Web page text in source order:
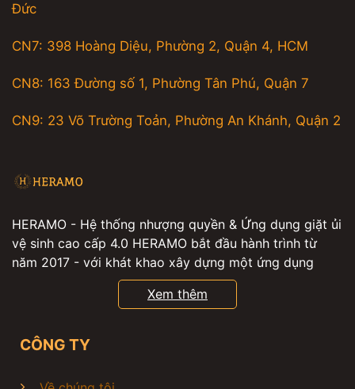
Đức
CN7: 398 Hoàng Diệu, Phường 2, Quận 4, HCM
CN8: 163 Đường số 1, Phường Tân Phú, Quận 7
CN9: 23 Võ Trường Toản, Phường An Khánh, Quận 2
HERAMO - Hệ thống nhượng quyền & Ứng dụng giặt ủi
vệ sinh cao cấp 4.0 HERAMO bắt đầu hành trình từ
năm 2017 - với khát khao xây dựng một ứng dụng
giúp hàng triệu người có thể đặt các dịch vụ giặt ủi ,
giặt hấp , vệ sinh giày , vệ sinh nhà cửa , vệ sinh máy
gian để tận hưởng cuộc sống. Sau hơn 6 năm hoạt
Xem thêm
CÔNG TY